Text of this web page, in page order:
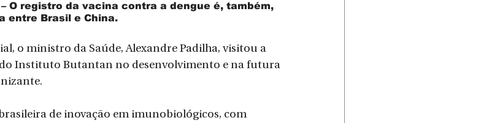
– O registro da vacina contra a dengue é, também,
entre Brasil e China.
o ministro da Saúde, Alexandre Padilha, visitou a
do Instituto Butantan no desenvolvimento e na futura
de inovação em imunobiológicos, com